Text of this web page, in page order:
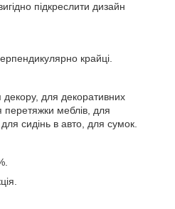
підкреслити дизайн
крайці.
для декоративних
меблів, для
сидінь в авто, для сумок.